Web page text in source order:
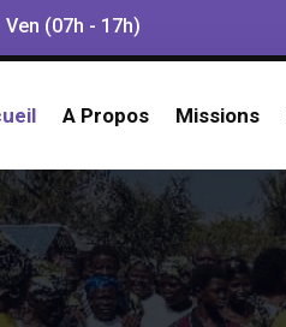
(07h - 17h)
A Propos Missions